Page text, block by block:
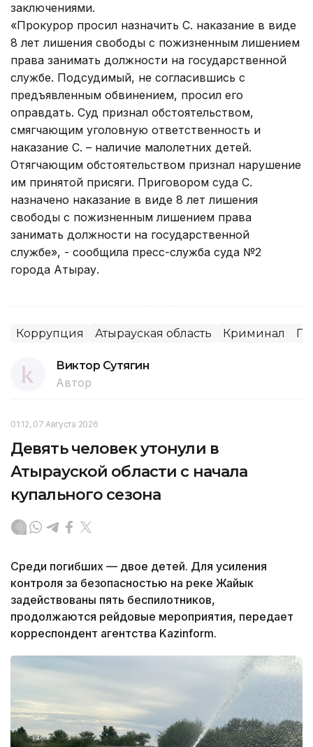
заключениями.
«Прокурор просил назначить С. наказание в виде
8 лет лишения свободы с пожизненным лишением
права занимать должности на государственной
службе. Подсудимый, не согласившись с
предъявленным обвинением, просил его
оправдать. Суд признал обстоятельством,
смягчающим уголовную ответственность и
наказание С. – наличие малолетних детей.
Отягчающим обстоятельством признал нарушение
им принятой присяги. Приговором суда С.
назначено наказание в виде 8 лет лишения
свободы с пожизненным лишением права
занимать должности на государственной
службе», - сообщила пресс-служба суда №2
города Атырау.
Коррупция Атырауская область Криминал
Виктор Сутягин
Автор
01:12, 07 Августа 2026
Девять человек утонули в
Атырауской области с начала
купального сезона
Среди погибших — двое детей. Для усиления
контроля за безопасностью на реке Жайык
задействованы пять беспилотников,
продолжаются рейдовые мероприятия, передает
корреспондент агентства Kazinform.